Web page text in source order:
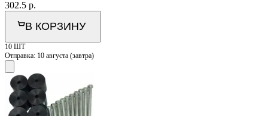
302.5 р.
В КОРЗИНУ
10 ШТ
Отправка: 10 августа (завтра)